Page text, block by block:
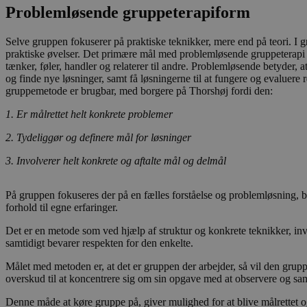
Problemløsende gruppeterapiform
Selve gruppen fokuserer på praktiske teknikker, mere end på teori. I
praktiske øvelser. Det primære mål med problemløsende
tænker, føler, handler og relaterer til andre. Problemløsende betyder,
og finde nye løsninger, samt få løsningerne til at fungere og evaluere
gruppemetode er brugbar, med borgere på Thorshøj fordi den:
1. Er målrettet helt konkrete problemer
2. Tydeliggør og definere mål for løsninger
3. Involverer helt konkrete og aftalte mål og delmål
På gruppen fokuseres der på en fælles forståelse og problemløsning,
forhold til egne erfaringer.
Det er en metode som ved hjælp af struktur og konkrete teknikker,
samtidigt bevarer respekten for den enkelte.
Målet med metoden er, at det er gruppen der arbejder, så vil den
overskud til at koncentrere sig om sin opgave med at observere og
Denne måde at køre gruppe på, giver mulighed for at blive målrettet
Absolut
Hjemmesiden kan
__Secure-
ROLLOUT_TOKEN